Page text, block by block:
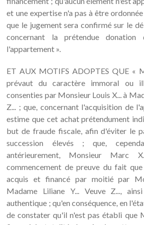
et une expertise n'a pas à être
que le jugement sera confirmé sur le
concernant la prétendue donation
l'appartement ».
ET AUX MOTIFS ADOPTES QUE «
prévaut du caractère immoral ou
consenties par Monsieur Louis X... à
Z... ; que, concernant l'acquisition de
estime que cet achat prétendument
but de fraude fiscale, afin d'éviter le
succession élevés ; que,
antérieurement, Monsieur Marc
commencement de preuve du fait
acquis et financé par moitié par
Madame Liliane Y... Veuve Z...,
authentique ; qu'en conséquence, en
de constater qu'il n'est pas établi que